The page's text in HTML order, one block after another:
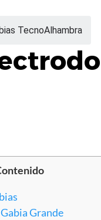
TecnoAlhambra
Grande